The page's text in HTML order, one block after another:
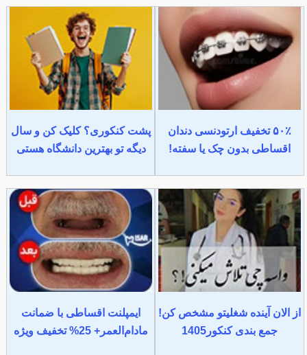
۵۰٪ تخفیف ارتودنسی دندان
اقساطی بدون چک یا سفته!
پشت کنکوری؟ کلیک کن و سال
دیگه تو بهترین دانشگاه هستی
از الان آینده شغلیتو مشخص کن!
جمع بندی کنکور1405
ایمپلنت اقساطی با ضمانت
مادام‌العمر+ 25% تخفیف ویژه